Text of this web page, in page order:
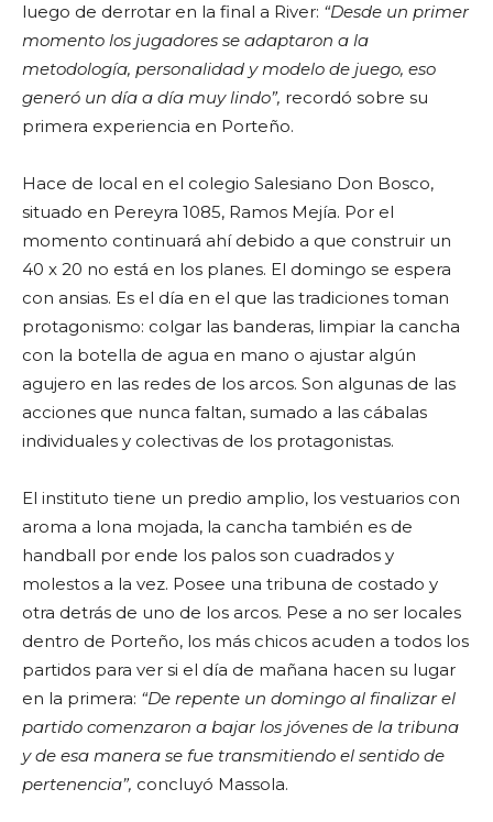
luego de derrotar en la final a River: “Desde un primer
momento los jugadores se adaptaron a la
metodología, personalidad y modelo de juego, eso
generó un día a día muy lindo”, recordó sobre su
primera experiencia en Porteño.
Hace de local en el colegio Salesiano Don Bosco,
situado en Pereyra 1085, Ramos Mejía. Por el
momento continuará ahí debido a que construir un
40 x 20 no está en los planes. El domingo se espera
con ansias. Es el día en el que las tradiciones toman
protagonismo: colgar las banderas, limpiar la cancha
con la botella de agua en mano o ajustar algún
agujero en las redes de los arcos. Son algunas de las
acciones que nunca faltan, sumado a las cábalas
individuales y colectivas de los protagonistas.
El instituto tiene un predio amplio, los vestuarios con
aroma a lona mojada, la cancha también es de
handball por ende los palos son cuadrados y
molestos a la vez. Posee una tribuna de costado y
otra detrás de uno de los arcos. Pese a no ser locales
dentro de Porteño, los más chicos acuden a todos los
partidos para ver si el día de mañana hacen su lugar
en la primera: “De repente un domingo al finalizar el
partido comenzaron a bajar los jóvenes de la tribuna
y de esa manera se fue transmitiendo el sentido de
pertenencia”, concluyó Massola.